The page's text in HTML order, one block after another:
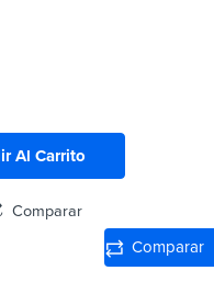
Al Carrito
Comparar
Comparar